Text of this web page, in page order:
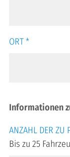
ORT*
Informationen
ANZAHL DER ZU
Bis zu 25